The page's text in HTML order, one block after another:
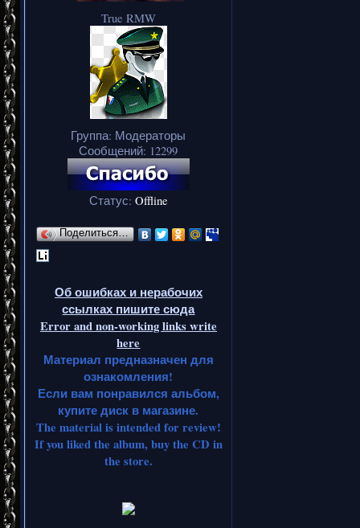
True RMW
Группа: Модераторы
Сообщений: 12299
Статус: Offline
Поделиться…
Об ошибках и нерабочих
ссылках пишите сюда
Error and non-working links write
here
Материал предназначен для
ознакомления!
Если вам понравился альбом,
купите диск в магазине.
The material is intended for review!
If you liked the album, buy the CD in
the store.